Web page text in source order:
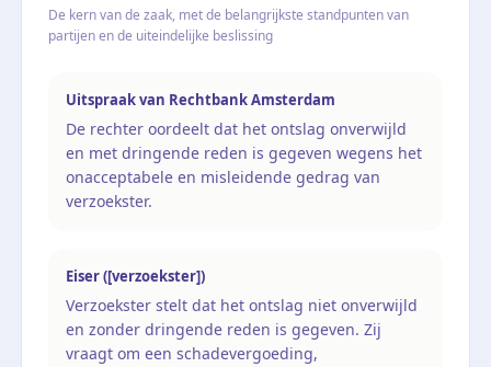
De kern van de zaak, met de belangrijkste standpunten van
partijen en de uiteindelijke beslissing
Uitspraak van Rechtbank Amsterdam
De rechter oordeelt dat het ontslag onverwijld
en met dringende reden is gegeven wegens het
onacceptabele en misleidende gedrag van
verzoekster.
Eiser ([verzoekster])
Verzoekster stelt dat het ontslag niet onverwijld
en zonder dringende reden is gegeven. Zij
vraagt om een schadevergoeding,